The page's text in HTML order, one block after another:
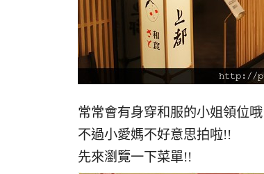
常常會有身穿和服的小姐領位
不過小愛媽不好意思拍啦!!
先來瀏覽一下菜單!!